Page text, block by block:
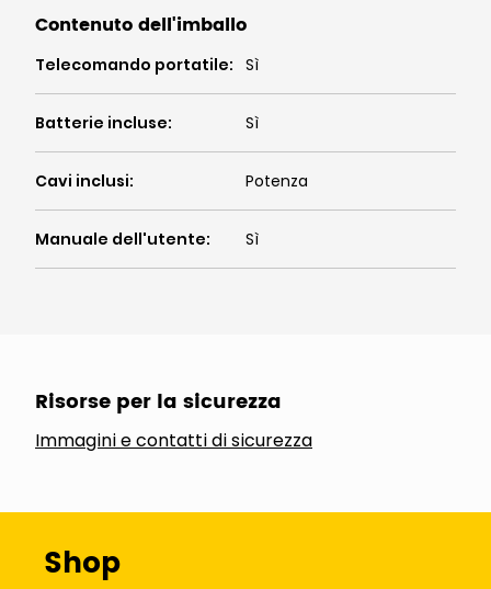
Contenuto dell'imballo
Telecomando portatile: Sì
Batterie incluse: Sì
Cavi inclusi: Potenza
Manuale dell'utente: Sì
Risorse per la sicurezza
Immagini e contatti di sicurezza
Shop